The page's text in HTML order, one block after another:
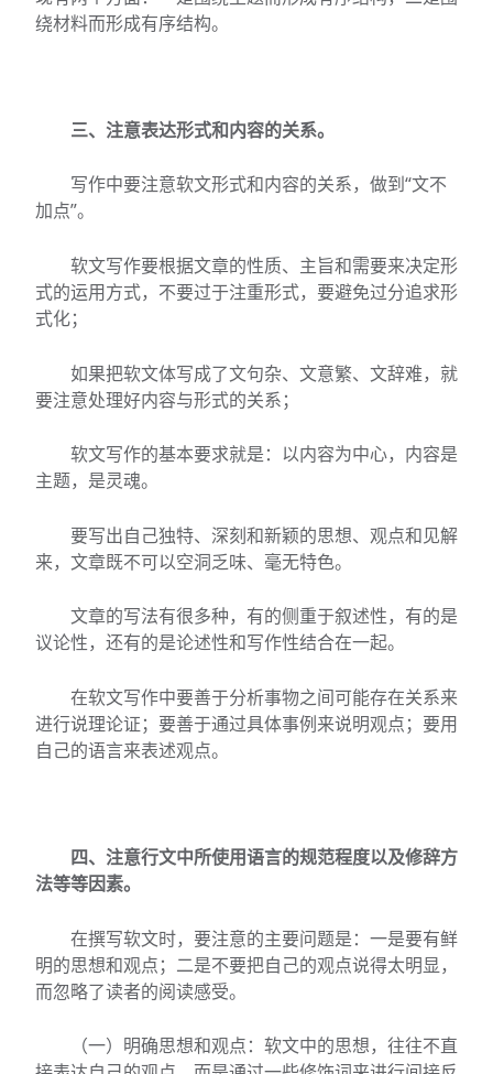
绕材料而形成有序结构。
三、注意表达形式和内容的关系。
写作中要注意软文形式和内容的关系，做到“文不
加点”。
软文写作要根据文章的性质、主旨和需要来决定形
式的运用方式，不要过于注重形式，要避免过分追求形
式化；
如果把软文体写成了文句杂、文意繁、文辞难，就
要注意处理好内容与形式的关系；
软文写作的基本要求就是：以内容为中心，内容是
主题，是灵魂。
要写出自己独特、深刻和新颖的思想、观点和见解
来，文章既不可以空洞乏味、毫无特色。
文章的写法有很多种，有的侧重于叙述性，有的是
议论性，还有的是论述性和写作性结合在一起。
在软文写作中要善于分析事物之间可能存在关系来
进行说理论证；要善于通过具体事例来说明观点；要用
自己的语言来表述观点。
四、注意行文中所使用语言的规范程度以及修辞方
法等等因素。
在撰写软文时，要注意的主要问题是：一是要有鲜
明的思想和观点；二是不要把自己的观点说得太明显，
而忽略了读者的阅读感受。
（一）明确思想和观点：软文中的思想，往往不直